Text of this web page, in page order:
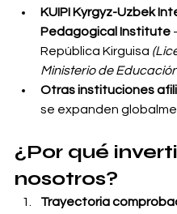
KUIPI Kyrgyz-Uzbek
Pedagogical Institute
República Kirguisa
Ministerio de
Otras instituciones
se expanden
¿Por qué
nosotros?
Trayectoria